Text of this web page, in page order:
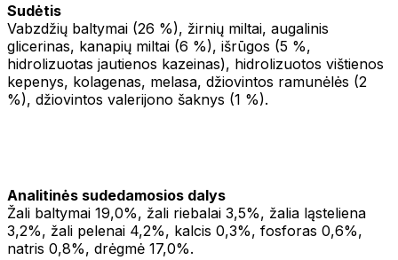
Sudėtis
Vabzdžių baltymai (26 %), žirnių miltai, augalinis
glicerinas, kanapių miltai (6 %), išrūgos (5 %,
hidrolizuotas jautienos kazeinas), hidrolizuotos vištienos
kepenys, kolagenas, melasa, džiovintos ramunėlės (2
%), džiovintos valerijono šaknys (1 %).
Analitinės sudedamosios dalys
Žali baltymai 19,0%, žali riebalai 3,5%, žalia ląsteliena
3,2%, žali pelenai 4,2%, kalcis 0,3%, fosforas 0,6%,
natris 0,8%, drėgmė 17,0%.